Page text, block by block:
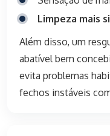
Limpeza mais
Além disso, um
abatível bem
evita problemas
fechos instáveis